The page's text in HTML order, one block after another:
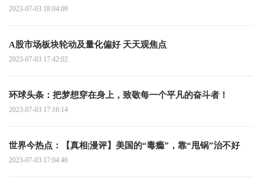
2023-07-03 18:04:09
A股市场板块轮动及量化偏好 天天观焦点
2023-07-03 17:42:02
环球头条：把梦想穿在身上，致敬每一个平凡的奋斗者！
2023-07-03 17:16:14
世界今热点：【真相|漫评】美国的“毒瘾”，靠“甩锅”治不好
2023-07-03 17:04:46